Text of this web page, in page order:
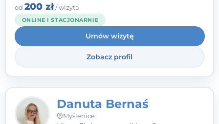
doświadczeniami tak, by mogli żyć pełniej.
od 200 zł/ wizyta
ONLINE I STACJONARNIE
Umów wizytę
Zobacz profil
Danuta Bernaś
Myślenice